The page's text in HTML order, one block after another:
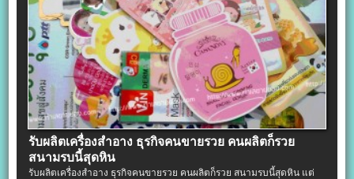
รับผลิตเครื่องสําอาง ธุรกิจคนขายรวย คนผลิตก็รวย
สนามรบนี้สุดหิน
รับผลิตเครื่องสําอาง ธุรกิจคนขายรวย คนผลิตก็รวย สนามรบนี้สุดหิน แต่